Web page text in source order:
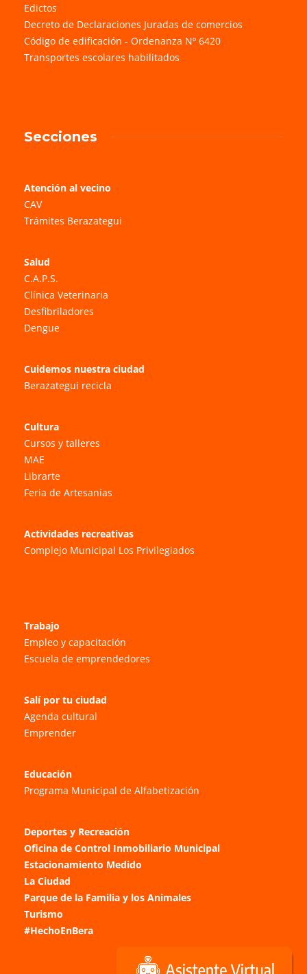
Edictos
Decreto de Declaraciones Juradas de comercios
Código de edificación - Ordenanza Nº 6420
Transportes escolares habilitados
Secciones
Atención al vecino
CAV
Trámites Berazategui
Salud
C.A.P.S.
Clínica Veterinaria
Desfibriladores
Dengue
Cuidemos nuestra ciudad
Berazategui recicla
Cultura
Cursos y talleres
MAE
Librarte
Feria de Artesanías
Actividades recreativas
Complejo Municipal Los Privilegiados
Trabajo
Empleo y capacitación
Escuela de emprendedores
Salí por tu ciudad
Agenda cultural
Emprender
Educación
Programa Municipal de Alfabetización
Deportes y Recreación
Oficina de Control Inmobiliario Municipal
Estacionamiento Medido
La Ciudad
Parque de la Familia y los Animales
Turismo
#HechoEnBera